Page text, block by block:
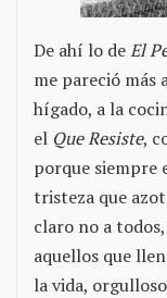
De ahí lo deEl
me pareció más
hígado, a la
el Que Resiste,
porque siempre
tristeza que
claro no a
aquellos que
la vida,